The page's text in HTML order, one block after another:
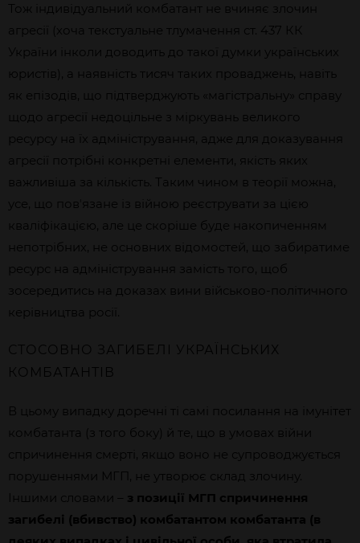
Тож індивідуальний комбатант не вчиняє злочин
агресії (хоча текстуальне тлумачення ст. 437 КК
України інколи доводить до такої думки українських
юристів), а наявність тисяч таких проваджень, навіть
як епізодів, що підтверджують «магістральну» справу
щодо агресії недоцільне з міркувань великого
ресурсу на їх адміністрування, адже для доказування
агресії потрібні конкретні елементи, якість яких
важливіша за кількість. Таким чином в теорії можна,
усе, що повʼязане із війною реєструвати за цією
кваліфікацією, але це скоріше буде накопиченням
непотрібних, не основних відомостей, що забиратиме
ресурс на адміністрування замість того, щоб
зосередитись на доказах вини військово-політичного
керівництва росії.
СТОСОВНО ЗАГИБЕЛІ УКРАЇНСЬКИХ
КОМБАТАНТІВ
В цьому випадку доречні ті самі посилання на імунітет
комбатанта (з того боку) й те, що в умовах війни
спричинення смерті, якщо воно не супроводжується
порушеннями МГП, не утворює склад злочину.
Іншими словами – з позиції МГП спричинення
загибелі (вбивство) комбатантом комбатанта (в